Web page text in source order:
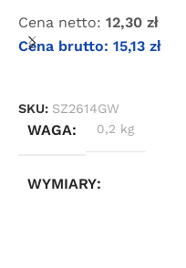
Cena netto: 12,30 zł
Cena brutto: 15,13 zł
SKU: SZ2614GW
WAGA 0,2 kg
WYMIARY